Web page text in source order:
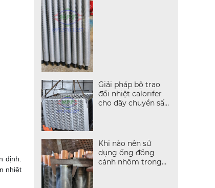
định.
nhiệt
Giải pháp bộ trao
đổi nhiệt calorifer
cho dây chuyền sấy
Khi nào nên sử
dụng ống đồng
cánh nhôm trong